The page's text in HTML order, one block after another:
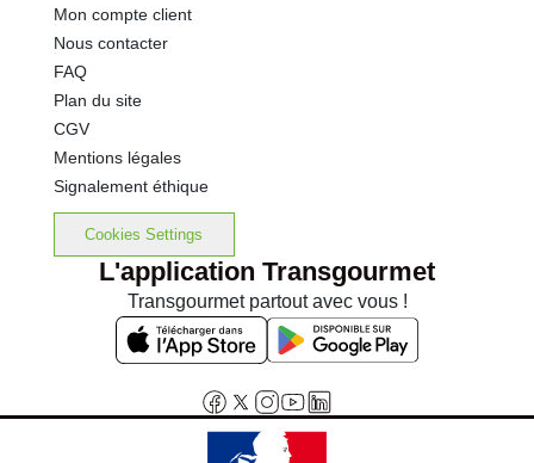
Mon compte client
Nous contacter
FAQ
Plan du site
CGV
Mentions légales
Signalement éthique
Cookies Settings
L'application Transgourmet
Transgourmet partout avec vous !